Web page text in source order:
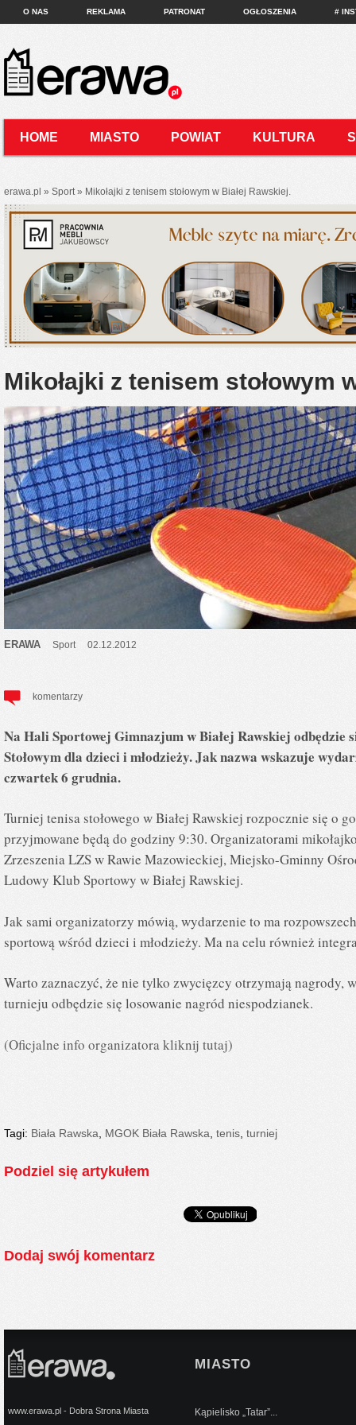
O NAS REKLAMA PATRONAT OGŁOSZENIA #
HOME MIASTO POWIAT KULTURA
erawa.pl » Sport » Mikołajki z tenisem stołowym w Białej Rawskiej.
Mikołajki z tenisem stołowym
ERAWA Sport 02.12.2012
komentarzy
Na Hali Sportowej Gimnazjum w Białej Rawskiej odbędzie
Stołowym dla dzieci i młodzieży. Jak nazwa wskazuje
czwartek 6 grudnia.
Turniej tenisa stołowego w Białej Rawskiej rozpocznie się o
przyjmowane będą do godziny 9:30. Organizatorami
Zrzeszenia LZS w Rawie Mazowieckiej, Miejsko-Gminny
Ludowy Klub Sportowy w Białej Rawskiej.
Jak sami organizatorzy mówią, wydarzenie to ma
sportową wśród dzieci i młodzieży. Ma na celu również
Warto zaznaczyć, że nie tylko zwycięzcy otrzymają nagrody,
turnieju odbędzie się losowanie nagród niespodzianek.
(Oficjalne info organizatora kliknij tutaj)
Tagi: Biała Rawska MGOK Biała Rawska tenis turniej
Podziel się artykułem
Dodaj swój komentarz
www.erawa.pl - Dobra Strona Miasta
MIASTO
Kąpielisko „Tatar”...